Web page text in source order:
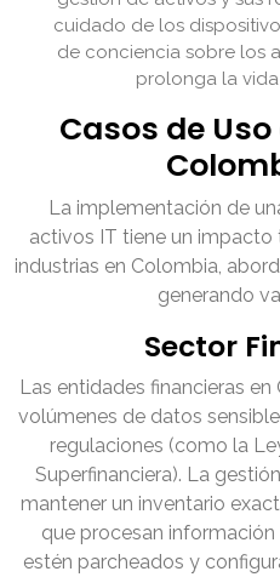
cuidado de los
de conciencia sobre los
prolonga la
Casos de
La implementación de
activos IT tiene un
industrias en Colombia,
generando
Sector
Las entidades financieras
volúmenes de datos
regulaciones (como la
Superfinanciera). La
mantener un inventario
que procesan
estén parcheados y